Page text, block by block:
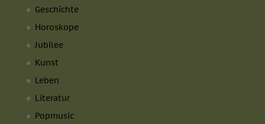
Geschichte
Horoskope
Jubilee
Kunst
Leben
Literatur
Popmusic